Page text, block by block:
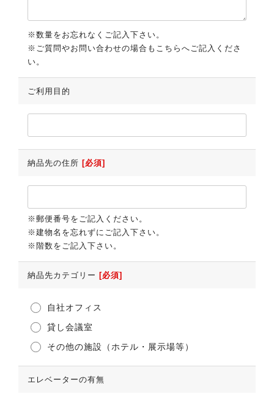
※数量をお忘れなくご記入下さい。
※ご質問やお問い合わせの場合もこちらへご記入くださ
い。
ご利用目的
納品先の住所 [必須]
※郵便番号をご記入ください。
※建物名を忘れずにご記入下さい。
※階数をご記入下さい。
納品先カテゴリー [必須]
自社オフィス
貸し会議室
その他の施設（ホテル・展示場等）
エレベーターの有無